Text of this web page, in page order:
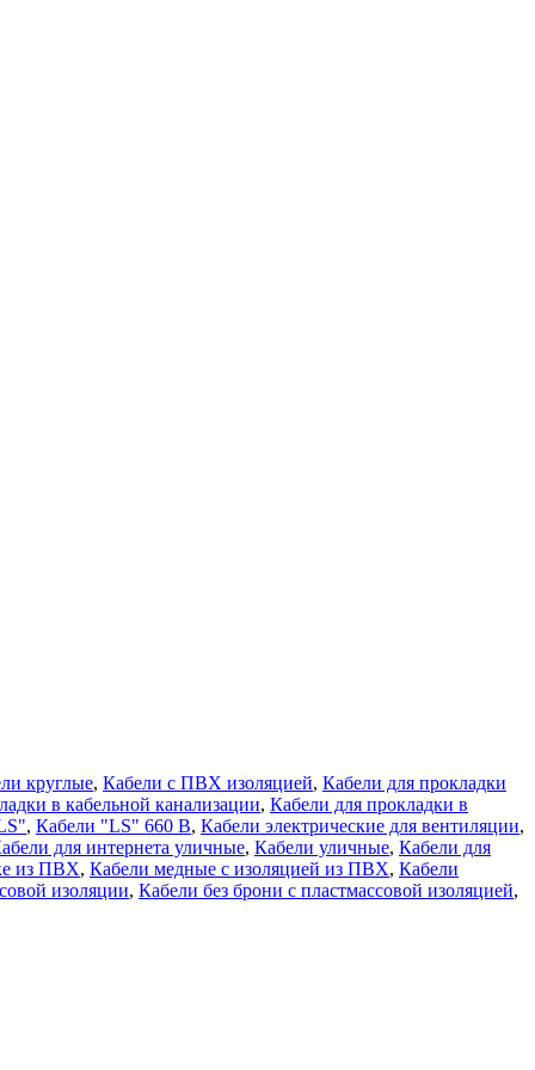
круглые, Кабели с ПВХ изоляцией, Кабели для прокладки
в кабельной канализации, Кабели для прокладки в
, Кабели "LS" 660 В, Кабели электрические для вентиляции,
для интернета уличные, Кабели уличные, Кабели для
из ПВХ, Кабели медные с изоляцией из ПВХ, Кабели
изоляции, Кабели без брони с пластмассовой изоляцией,